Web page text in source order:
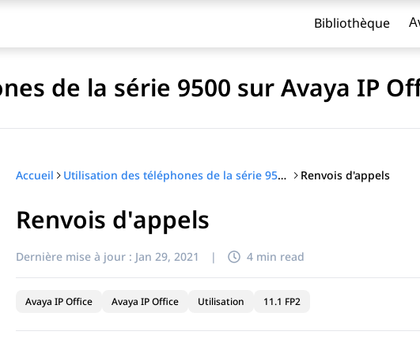
Bibliothèque
de la série 9500 sur Avaya IP
par titre
Accueil Utilisation des téléphones de la série 9500 sur Avaya IP Office Renvois d'appels
Renvois d'appels
Dernière mise à jour : Jan 29, 2021 | 4 min read
Avaya IP Office Avaya IP Office Utilisation 11.1 FP2